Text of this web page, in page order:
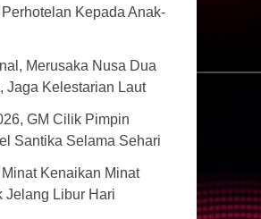
Kepada Anak-
Merusaka Nusa Dua
Jaga Kelestarian Laut
GM Cilik Pimpin
Santika Selama Sehari
Kenaikan Minat
Jelang Libur Hari